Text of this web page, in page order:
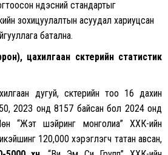
үндэсний стандартыг
зохицуулалтын асуудал хариуцсан
батална.
цахилгаан скүүтерийн статистик
дугуй, скүүтерийн тоо 16 дахин
2023 онд 8157 байсан бол 2024 онд
“Жэт шэйринг монголиа” ХХК-ийн
120,000 хэрэглэгч татан авсан,